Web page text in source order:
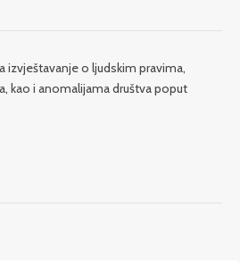
izvještavanje o ljudskim pravima,
kao i anomalijama društva poput